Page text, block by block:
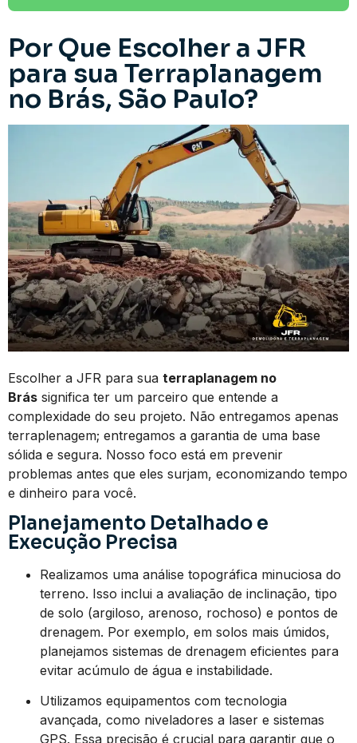
Por Que Escolher a JFR
para sua Terraplanagem
no Brás, São Paulo?
Escolher a JFR para sua terraplanagem no
Brás significa ter um parceiro que entende a
complexidade do seu projeto. Não entregamos apenas
terraplenagem; entregamos a garantia de uma base
sólida e segura. Nosso foco está em prevenir
problemas antes que eles surjam, economizando tempo
e dinheiro para você.
Planejamento Detalhado e
Execução Precisa
Realizamos uma análise topográfica minuciosa do
terreno. Isso inclui a avaliação de inclinação, tipo
de solo (argiloso, arenoso, rochoso) e pontos de
drenagem. Por exemplo, em solos mais úmidos,
planejamos sistemas de drenagem eficientes para
evitar acúmulo de água e instabilidade.
Utilizamos equipamentos com tecnologia
avançada, como niveladores a laser e sistemas
GPS. Essa precisão é crucial para garantir que o